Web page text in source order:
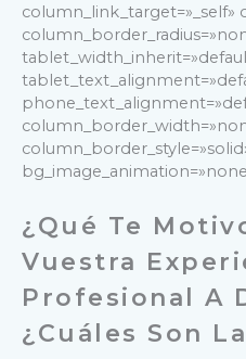
column_link_target=»_self»
¿Qué Te
Vuestra
Profesional A
¿Cuáles Son